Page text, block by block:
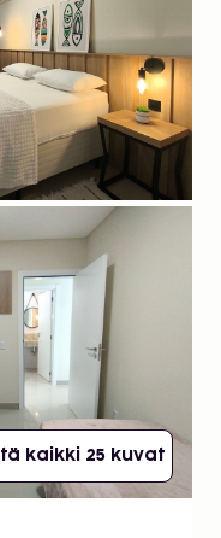
kaikki 25 kuvat